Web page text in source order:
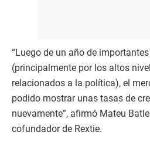
“Luego de un año de
(principalmente por los altos
relacionados a la política), el
podido mostrar unas tasas de
nuevamente”, afirmó Mateu Batle
cofundador de Rextie.